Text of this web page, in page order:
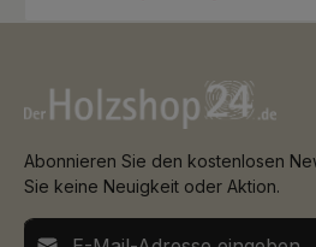
Abonnieren Sie den kostenlosen
Sie keine Neuigkeit oder Aktion.
E-Mail-Adresse*